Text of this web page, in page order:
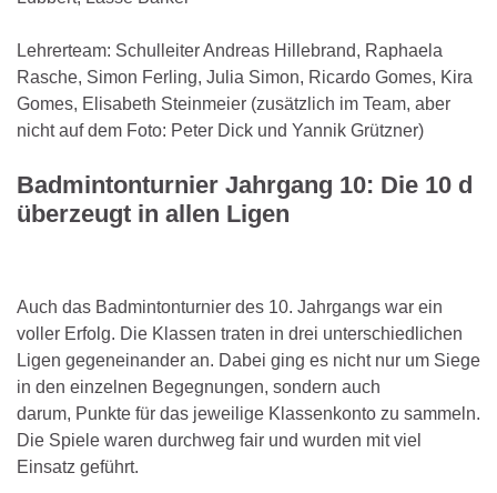
Lehrerteam: Schulleiter Andreas Hillebrand, Raphaela
Rasche, Simon Ferling, Julia Simon, Ricardo Gomes, Kira
Gomes, Elisabeth Steinmeier (zusätzlich im Team, aber
nicht auf dem Foto: Peter Dick und Yannik Grützner)
Badmintonturnier Jahrgang 10: Die 10 d
überzeugt in allen Ligen
Auch das Badmintonturnier des 10. Jahrgangs war ein
voller Erfolg. Die Klassen traten in drei unterschiedlichen
Ligen gegeneinander an. Dabei ging es nicht nur um Siege
in den einzelnen Begegnungen, sondern auch
darum, Punkte für das jeweilige Klassenkonto zu sammeln.
Die Spiele waren durchweg fair und wurden mit viel
Einsatz geführt.